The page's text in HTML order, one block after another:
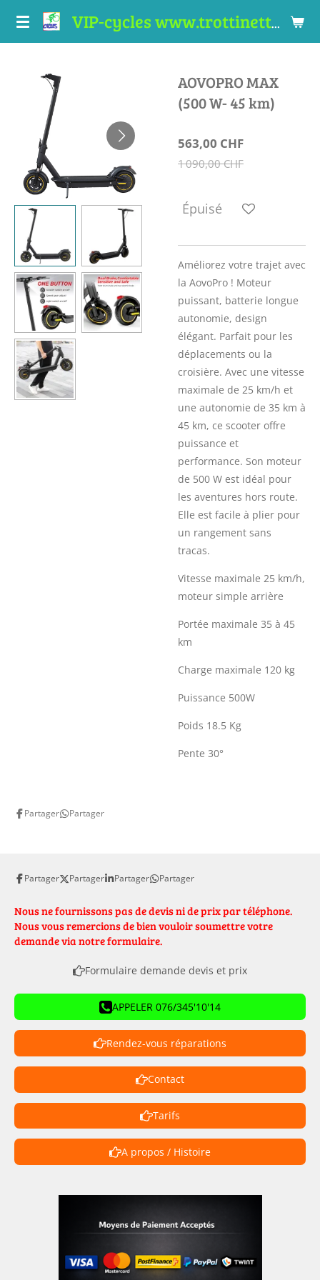
Passer
VIP-cycles www.trottinettes-valais.ch
AOVOPRO MAX
(500 W- 45 km)
563,00 CHF
1 090,00 CHF
Épuisé
Améliorez votre trajet avec
la AovoPro ! Moteur
puissant, batterie longue
autonomie, design
élégant. Parfait pour les
déplacements ou la
croisière. Avec une vitesse
maximale de 25 km/h et
une autonomie de 35 km à
45 km, ce scooter offre
puissance et
performance. Son moteur
de 500 W est idéal pour
les aventures hors route.
Elle est facile à plier pour
un rangement sans
tracas.
Vitesse maximale 25 km/h,
moteur simple arrière
Portée maximale 35 à 45
km
Charge maximale 120 kg
Puissance 500W
Poids 18.5 Kg
Pente 30°
Partager Partager
Partager Partager Partager Partager
Nous ne fournissons pas de devis ni de prix par téléphone.
Nous vous remercions de bien vouloir soumettre votre
demande via notre formulaire.
Formulaire demande devis et prix
APPELER 076/345'10'14
Rendez-vous réparations
Contact
Tarifs
A propos / Histoire